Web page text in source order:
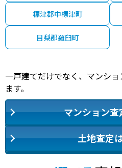
標津郡中標津町
目梨郡羅臼町
一戸建てだけでなく、マンシ
ます。
マンション
土地査定